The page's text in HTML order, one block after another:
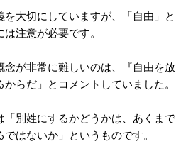
大切にしていますが、「自由」と
注意が必要です。
が非常に難しいのは、『自由を放
らだ」とコメントしていました。
別姓にするかどうかは、あくまで
はないか」というものです。